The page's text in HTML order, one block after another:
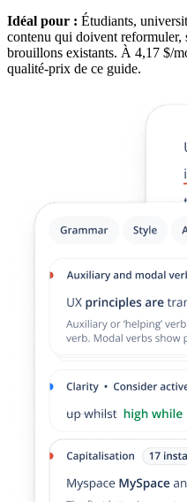
Idéal pour : Étudiants,
contenu qui doivent
brouillons existants. À 4,17 $/
qualité-prix de ce guide.